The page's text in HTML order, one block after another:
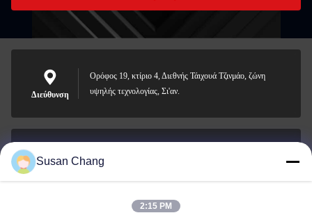
Διεύθυνση
Ορόφος 19, κτίριο 4, Διεθνής Τάιχουά Τζινμάο, ζώνη
υψηλής τεχνολογίας, Σι'αν.
Ηλεκτρονικό
Susan@aeaxa.com
Susan Chang
2:15 PM